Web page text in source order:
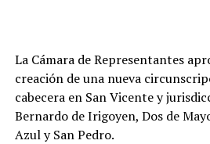
La Cámara de Representantes
creación de una nueva
cabecera en San Vicente y
Bernardo de Irigoyen, Dos de
Azul y San Pedro.